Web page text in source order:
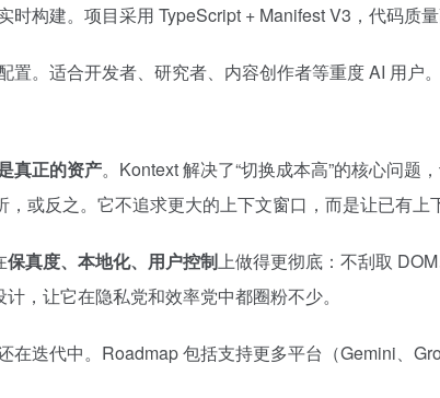
时构建。项目采用 TypeScript + Manifest V3，代码质量
。适合开发者、研究者、内容创作者等重度 AI 用户。
真正的资产。Kontext 解决了“切换成本高”的核心问题
或反之。它不追求更大的上下文窗口，而是让已有上下
保真度、本地化、用户控制上做得更彻底：不刮取
，让它在隐私党和效率党中都圈粉不少。
在迭代中。Roadmap 包括支持更多平台（Gemini、